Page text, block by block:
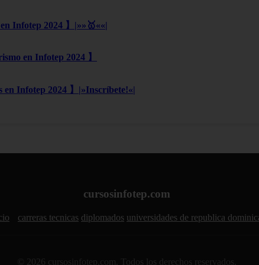
Infotep 2024 】|»»🥇««|
en Infotep 2024 】
en Infotep 2024 】|»Inscríbete!«|
cursosinfotep.com
carreras tecnicas diplomados universidades de republica
© 2026 cursosinfotep.com. Todos los derechos reservados.